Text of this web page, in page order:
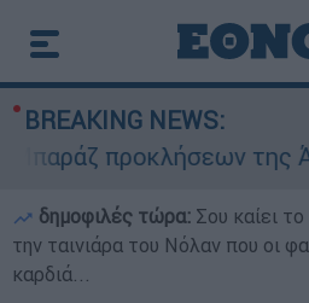
BREAKING NEWS:
προκλήσεων της
δημοφιλές τώρα: Σου καίει
την ταινιάρα του Νόλαν που οι
καρδιά...